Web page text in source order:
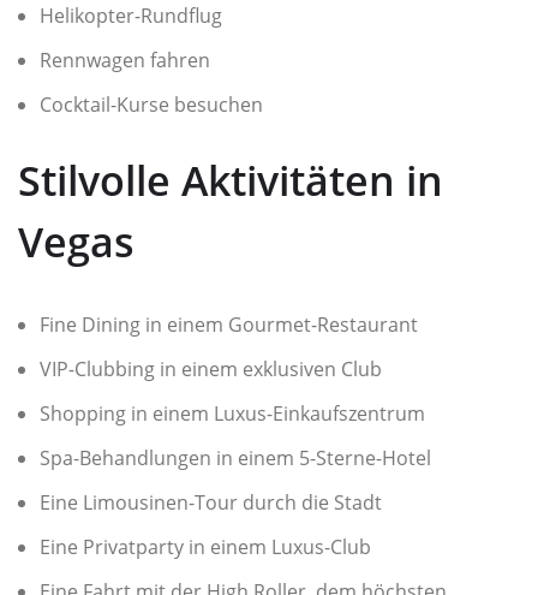
Helikopter-Rundflug
Rennwagen fahren
Cocktail-Kurse besuchen
Stilvolle Aktivitäten in
Vegas
Fine Dining in einem Gourmet-Restaurant
VIP-Clubbing in einem exklusiven Club
Shopping in einem Luxus-Einkaufszentrum
Spa-Behandlungen in einem 5-Sterne-Hotel
Eine Limousinen-Tour durch die Stadt
Eine Privatparty in einem Luxus-Club